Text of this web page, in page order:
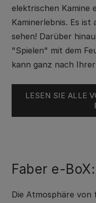
elektrischen Kamine
Kaminerlebnis. Es ist
sehen! Darüber
"Spielen" mit dem
kann ganz nach
LESEN SIE ALLE
Faber e-
Die Atmosphäre